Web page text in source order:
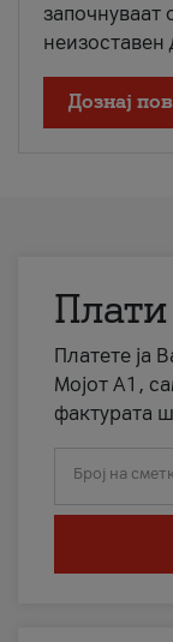
започнуваат
неизоставен
Дознај
Платете ја
Мојот А1,
фактурата
Број на